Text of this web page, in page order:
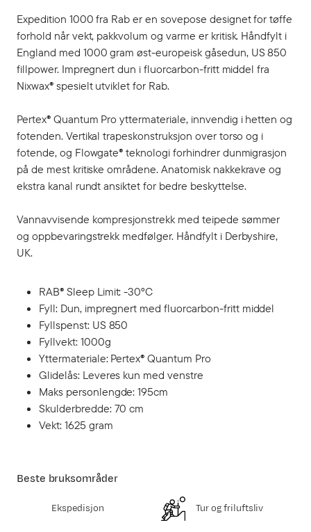
Expedition 1000 fra Rab er en sovepose designet for tøffe
forhold når vekt, pakkvolum og varme er kritisk. Håndfylt i
England med 1000 gram øst-europeisk gåsedun, US 850
fillpower. Impregnert dun i fluorcarbon-fritt middel fra
Nixwax® spesielt utviklet for Rab.
Pertex® Quantum Pro yttermateriale, innvendig i hetten og
fotenden. Vertikal trapeskonstruksjon over torso og i
fotende, og Flowgate® teknologi forhindrer dunmigrasjon
på de mest kritiske områdene. Anatomisk nakkekrave og
ekstra kanal rundt ansiktet for bedre beskyttelse.
Vannavvisende kompresjonstrekk med teipede sømmer
og oppbevaringstrekk medfølger. Håndfylt i Derbyshire,
UK.
RAB® Sleep Limit: -30°C
Fyll: Dun, impregnert med fluorcarbon-fritt middel
Fyllspenst: US 850
Fyllvekt: 1000g
Yttermateriale: Pertex® Quantum Pro
Glidelås: Leveres kun med venstre
Maks personlengde: 195cm
Skulderbredde: 70 cm
Vekt: 1625 gram
Beste bruksområder
Ekspedisjon Tur og friluftsliv